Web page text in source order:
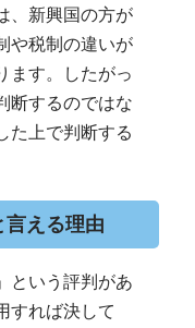
、新興国の方が
や税制の違いが
ます。したがっ
断するのではな
た上で判断する
言える理由
という評判があ
すれば決して